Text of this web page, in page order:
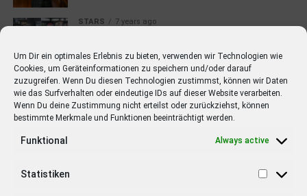
Um Dir ein optimales Erlebnis zu bieten, verwenden wir Technologien wie
Cookies, um Geräteinformationen zu speichern und/oder darauf
zuzugreifen. Wenn Du diesen Technologien zustimmst, können wir Daten
wie das Surfverhalten oder eindeutige IDs auf dieser Website verarbeiten.
Wenn Du deine Zustimmung nicht erteilst oder zurückziehst, können
bestimmte Merkmale und Funktionen beeinträchtigt werden.
Funktional Always active
Statistiken
STARS 7 years ago
Barbara Schöneberger Moderatorin